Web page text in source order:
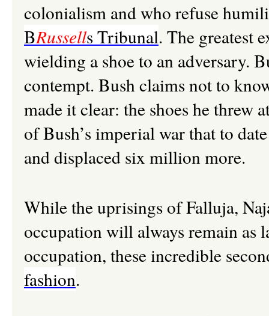
colonialism and who refuse
BRussells Tribunal. The greatest
wielding a shoe to an adversary.
contempt. Bush claims not to
made it clear: the shoes he threw
of Bush’s imperial war that to
and displaced six million more.
While the uprisings of Falluja,
occupation will always remain as
occupation, these incredible
fashion.